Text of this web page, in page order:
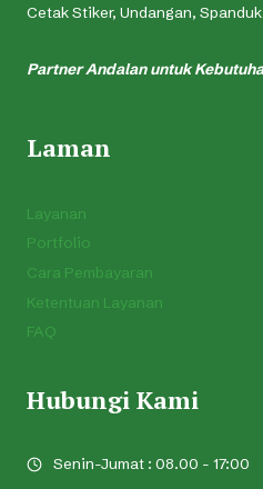
Cetak Stiker, Undangan,
Partner Andalan untuk
Laman
Layanan
Portfolio
Cara Pembayaran
Ketentuan Layanan
FAQ
Hubungi Kami
Senin-Jumat : 08.00 - 17:00